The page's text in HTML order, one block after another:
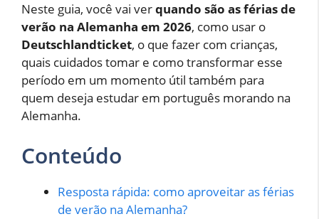
Neste guia, você vai verquando são as férias de
verão na Alemanha em 2026, como usar o
Deutschlandticket, o que fazer com crianças,
quais cuidados tomar e como transformar esse
período em um momento útil também para
quem deseja estudar em português morando na
Alemanha.
Conteúdo
Resposta rápida: como aproveitar as férias
de verão na Alemanha?